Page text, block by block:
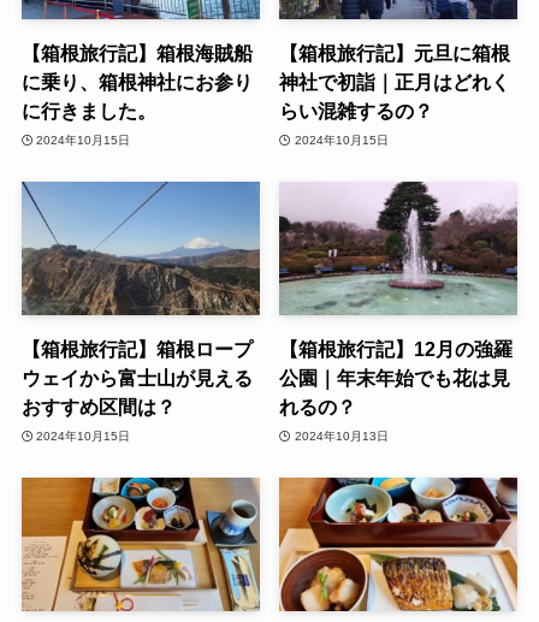
【箱根旅行記】箱根海賊船
に乗り、箱根神社にお参り
に行きました。
2024年10月15日
【箱根旅行記】元旦に箱根
神社で初詣｜正月はどれく
らい混雑するの？
2024年10月15日
【箱根旅行記】箱根ロープ
ウェイから富士山が見える
おすすめ区間は？
2024年10月15日
【箱根旅行記】12月の強羅
公園｜年末年始でも花は見
れるの？
2024年10月13日